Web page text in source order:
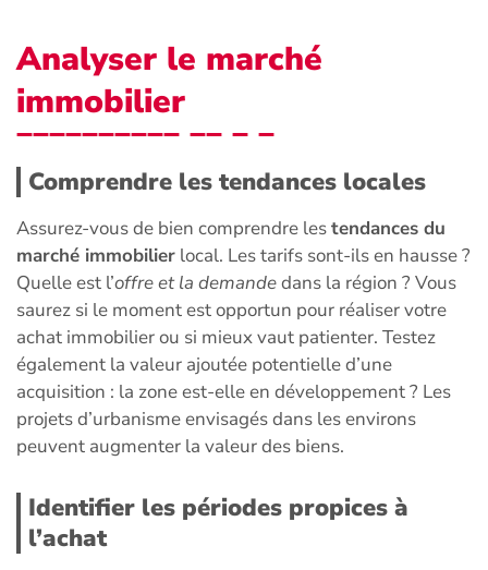
Analyser le marché
immobilier
Comprendre les tendances locales
Assurez-vous de bien comprendre lestendances du
marché immobilier local. Les tarifs sont-ils en hausse ?
Quelle est l’offre et la demandedans la région ? Vous
saurez si le moment est opportun pour réaliser votre
achat immobilier ou si mieux vaut patienter. Testez
également la valeur ajoutée potentielle d’une
acquisition : la zone est-elle en développement ? Les
projets d’urbanisme envisagés dans les environs
peuvent augmenter la valeur des biens.
Identifier les périodes propices à
l’achat